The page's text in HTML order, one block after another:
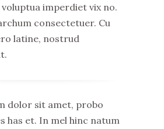
imperdiet vix no.
consectetuer. Cu
latine, nostrud
dolor sit amet, probo
has et. In mel hinc natum